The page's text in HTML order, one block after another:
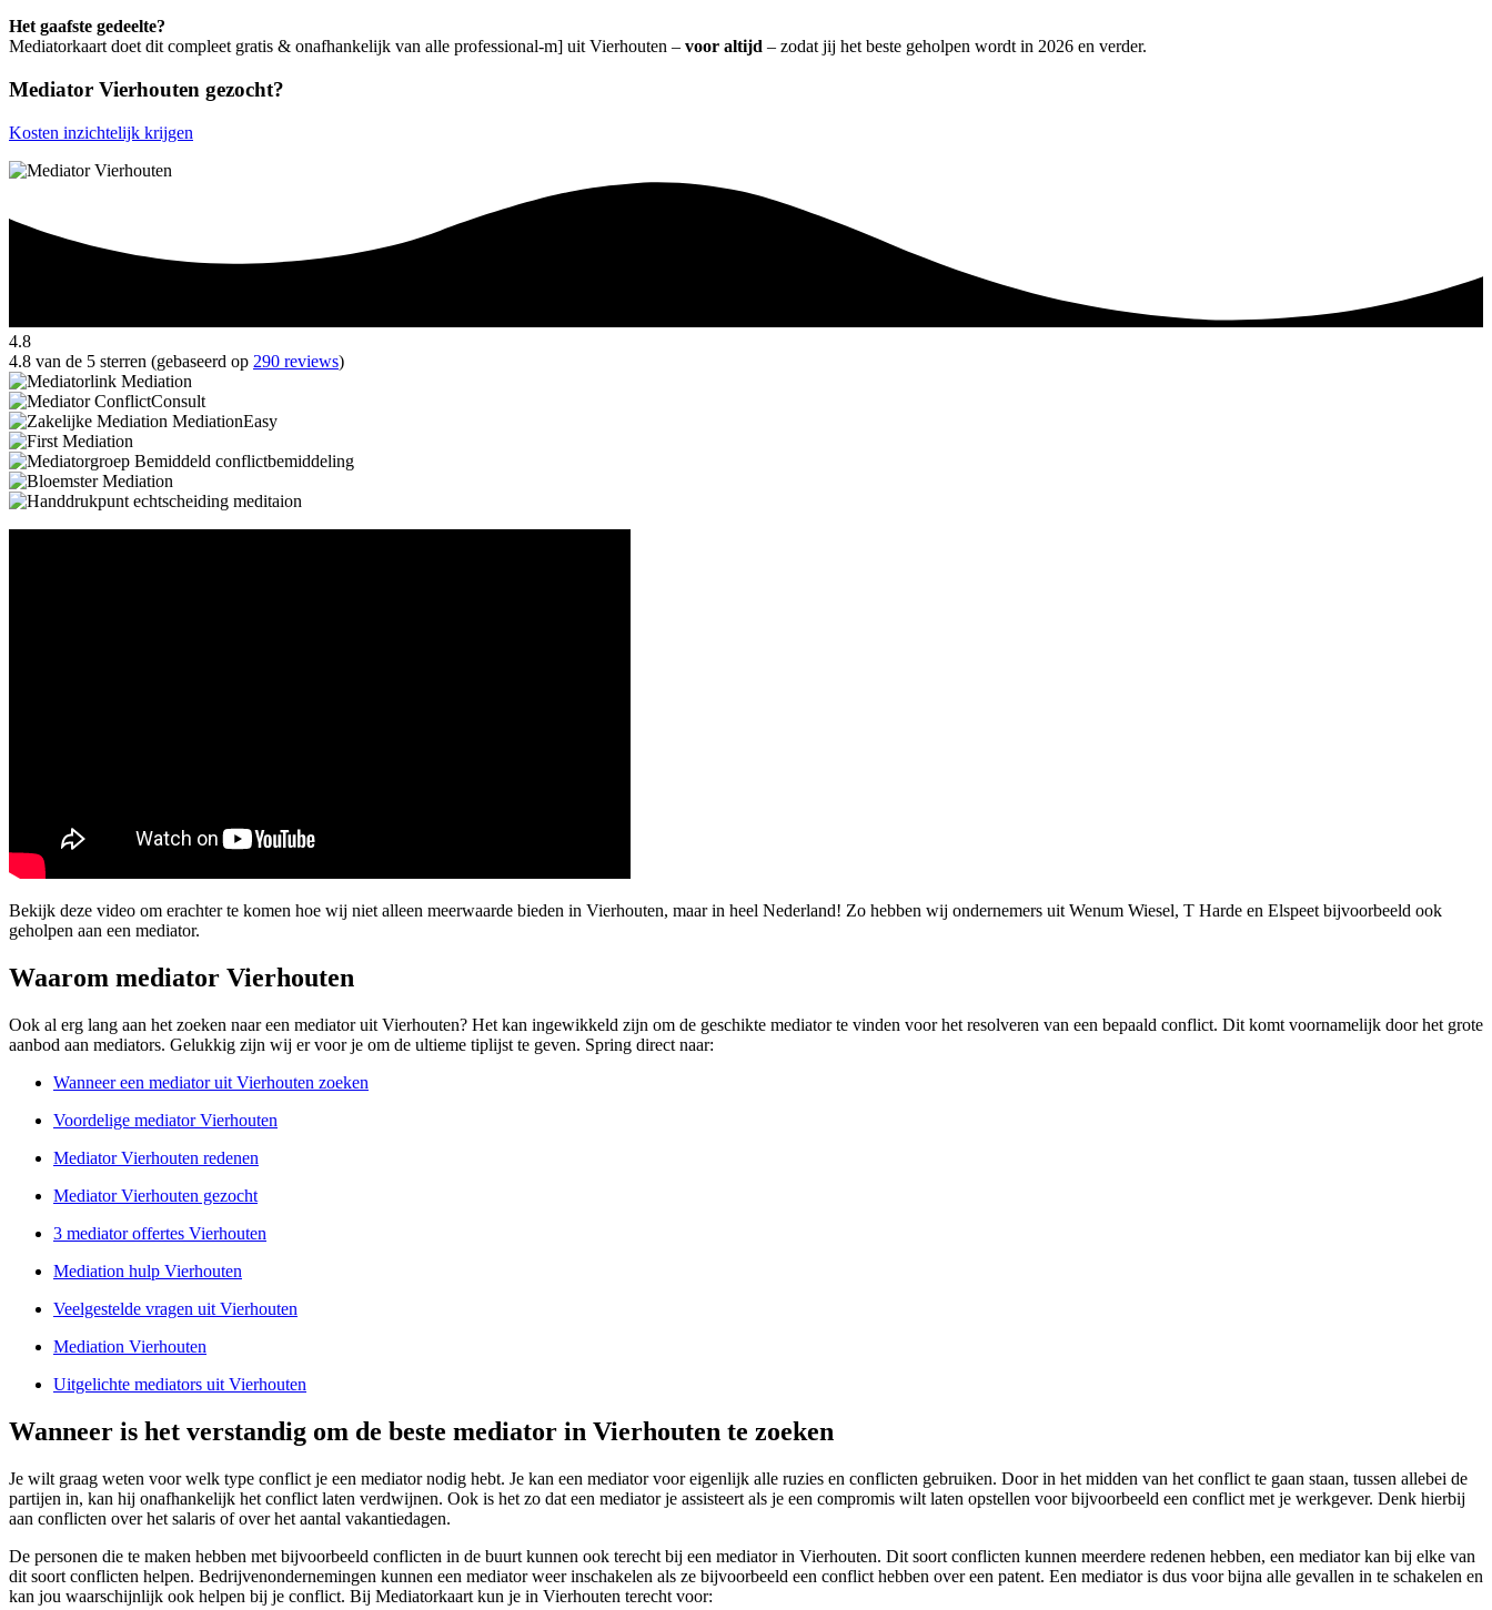
Het gaafste gedeelte?
Mediatorkaart doet dit compleet gratis & onafhankelijk van alle professional-m] uit Vierhouten – voor altijd – zodat jij het beste geholpen wordt in 2026 en verder.
Mediator Vierhouten gezocht?
Kosten inzichtelijk krijgen
4.8
4.8 van de 5 sterren (gebaseerd op 290 reviews)
Bekijk deze video om erachter te komen hoe wij niet alleen meerwaarde bieden in Vierhouten, maar in heel Nederland! Zo hebben wij ondernemers uit Wenum Wiesel, T Harde en Elspeet bijvoorbeeld ook
geholpen aan een mediator.
Waarom mediator Vierhouten
Ook al erg lang aan het zoeken naar een mediator uit Vierhouten? Het kan ingewikkeld zijn om de geschikte mediator te vinden voor het resolveren van een bepaald conflict. Dit komt voornamelijk door het grote
aanbod aan mediators. Gelukkig zijn wij er voor je om de ultieme tiplijst te geven. Spring direct naar:
Wanneer een mediator uit Vierhouten zoeken
Voordelige mediator Vierhouten
Mediator Vierhouten redenen
Mediator Vierhouten gezocht
3 mediator offertes Vierhouten
Mediation hulp Vierhouten
Veelgestelde vragen uit Vierhouten
Mediation Vierhouten
Uitgelichte mediators uit Vierhouten
Wanneer is het verstandig om de beste mediator in Vierhouten te zoeken
Je wilt graag weten voor welk type conflict je een mediator nodig hebt. Je kan een mediator voor eigenlijk alle ruzies en conflicten gebruiken. Door in het midden van het conflict te gaan staan, tussen allebei de
partijen in, kan hij onafhankelijk het conflict laten verdwijnen. Ook is het zo dat een mediator je assisteert als je een compromis wilt laten opstellen voor bijvoorbeeld een conflict met je werkgever. Denk hierbij
aan conflicten over het salaris of over het aantal vakantiedagen.
De personen die te maken hebben met bijvoorbeeld conflicten in de buurt kunnen ook terecht bij een mediator in Vierhouten. Dit soort conflicten kunnen meerdere redenen hebben, een mediator kan bij elke van
dit soort conflicten helpen. Bedrijvenondernemingen kunnen een mediator weer inschakelen als ze bijvoorbeeld een conflict hebben over een patent. Een mediator is dus voor bijna alle gevallen in te schakelen en
kan jou waarschijnlijk ook helpen bij je conflict. Bij Mediatorkaart kun je in Vierhouten terecht voor: